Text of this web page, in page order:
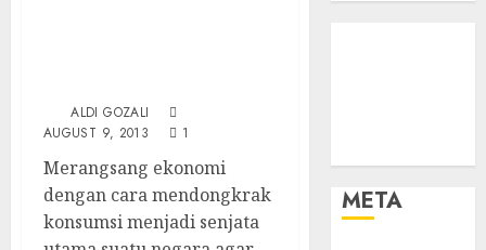
ALDI GOZALI
AUGUST 9, 2013
1
Merangsang ekonomi
dengan cara mendongkrak
konsumsi menjadi senjata
META